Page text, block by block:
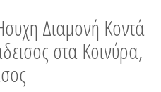
Διαμονή Κοντά
στα Κοινύρα,